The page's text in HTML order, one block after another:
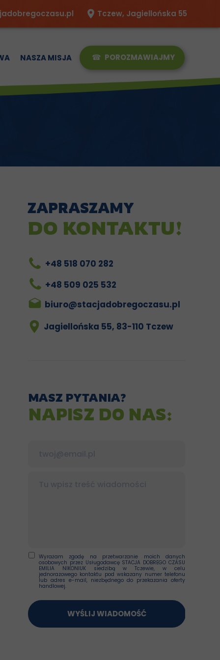
Tczew, Jagiellońska 55
NASZA MISJA ☎ POROZMAWIAJMY
Wyrażam zgodę na przetwarzanie moich danych
osobowych przez Usługodawcę STACJA DOBREGO CZASU
EMILIA NIKONIUK siedzibą w Tczewie, w celu
jednorazowego kontaktu pod wskazany numer telefonu
lub adres e-mail, niezbędnego do przekazania oferty
handlowej.
WYŚLIJ WIADOMOŚĆ
MASZ PYTANIA?
NAPISZ DO NAS:
Jagiellońska 55, 83-110 Tczew
biuro@stacjadobregoczasu.pl
+48 518 070 282
+48 509 025 532
ZAPRASZAMY
DO KONTAKTU!